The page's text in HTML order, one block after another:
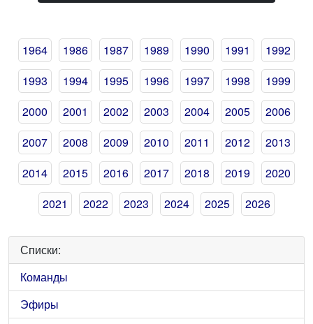
1964 1986 1987 1989 1990 1991
1992
1993
1994 1995 1996 1997 1998
1999
2000
2001 2002 2003 2004 2005
2006
2007
2008 2009 2010 2011 2012
2013
2014
2015 2016 2017 2018 2019
2020
2021
2022 2023 2024 2025 2026
Списки:
Команды
Эфиры